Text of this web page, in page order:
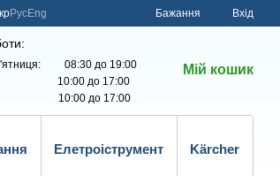
РусEng Бажання Вхід
08:30 до 19:00
10:00 до 17:00
10:00 до 17:00
Мій кошик
Елетроіструмент Kärcher